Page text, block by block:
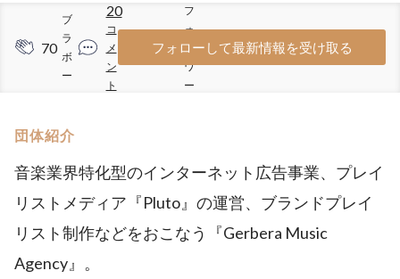
70
ブ
ラ
ボ
ー
20
コ
メ
ン
ト
208
フ
ォ
ロ
ワ
ー
フォローして最新情報を受け取る
団体紹介
音楽業界特化型のインターネット広告事業、プレイ
リストメディア『Pluto』の運営、ブランドプレイ
リスト制作などをおこなう『Gerbera Music
Agency』。